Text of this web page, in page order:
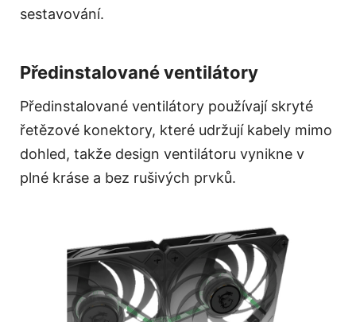
sestavování.
Předinstalované ventilátory
Předinstalované ventilátory používají skryté
řetězové konektory, které udržují kabely mimo
dohled, takže design ventilátoru vynikne v
plné kráse a bez rušivých prvků.